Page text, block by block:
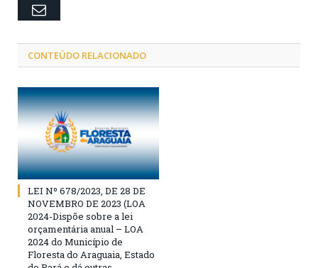
Email
CONTEÚDO RELACIONADO
LEI Nº 678/2023, DE 28 DE
NOVEMBRO DE 2023 (LOA
2024-Dispõe sobre a lei
orçamentária anual – LOA
2024 do Município de
Floresta do Araguaia, Estado